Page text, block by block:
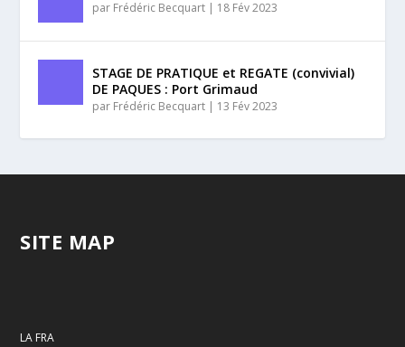
par Frédéric Becquart | 18 Fév 2023
STAGE DE PRATIQUE et REGATE (convivial)
DE PAQUES : Port Grimaud
par Frédéric Becquart | 13 Fév 2023
SITE MAP
LA FRA